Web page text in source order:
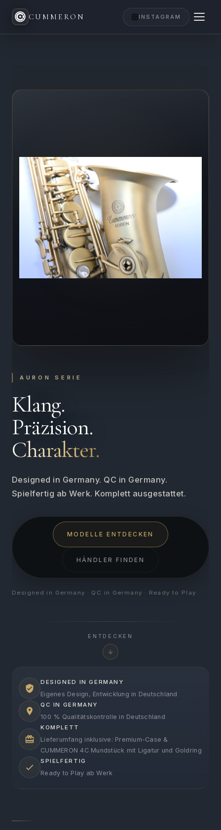
CUMMERON INSTAGRAM
AURON SERIE
Klang.
Präzision.
Charakter.
Designed in Germany. QC in Germany.
Spielfertig ab Werk. Komplett ausgestattet.
MODELLE ENTDECKEN
HÄNDLER FINDEN
Designed in Germany · QC in Germany · Ready to Play
ENTDECKEN
DESIGNED IN GERMANY
Eigenes Design, Entwicklung in Deutschland
QC IN GERMANY
100 % Qualitätskontrolle in Deutschland
KOMPLETT
Lieferumfang inklusive: Premium-Case &
CUMMERON 4C Mundstück mit Ligatur und Goldring
SPIELFERTIG
Ready to Play ab Werk